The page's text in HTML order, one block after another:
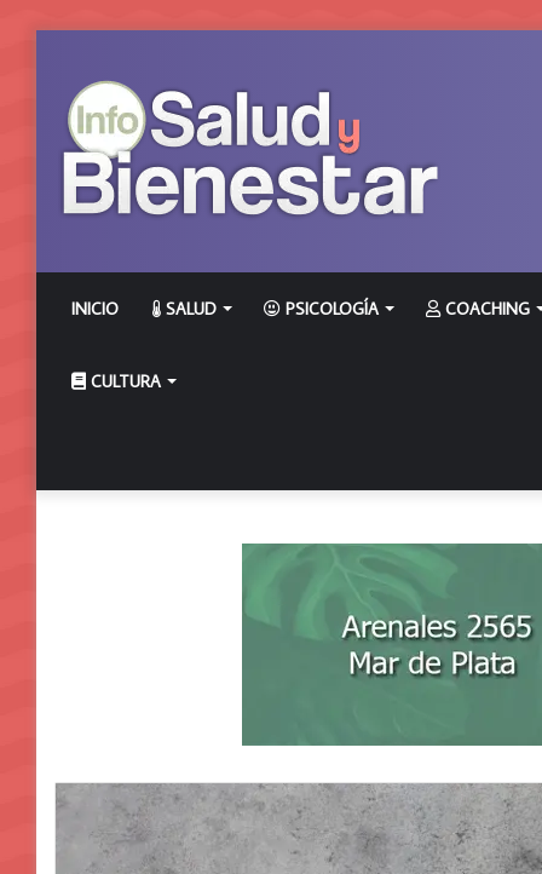
INICIO SALUD PSICOLOGÍA COACHING
CULTURA